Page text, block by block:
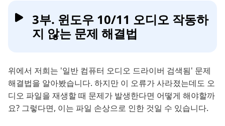
3부. 윈도우 10/11 오디오 작동하
지 않는 문제 해결법
위에서 저희는 '일반 컴퓨터 오디오 드라이버 검색됨' 문제
해결법을 알아봤습니다. 하지만 이 오류가 사라졌는데도 오
디오 파일을 재생할 때 문제가 발생한다면 어떻게 해야할까
요? 그렇다면, 이는 파일 손상으로 인한 것일 수 있습니다.